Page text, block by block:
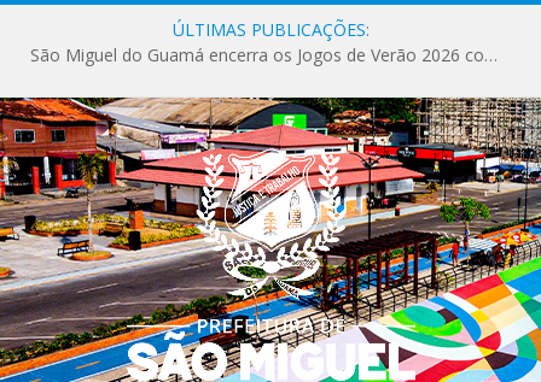
ÚLTIMAS PUBLICAÇÕES: